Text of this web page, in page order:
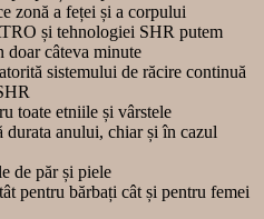
zonă a feței și a corpului
și tehnologiei SHR putem
doar câteva minute
sistemului de răcire continuă
toate etniile și vârstele
durata anului, chiar și în cazul
de păr și piele
pentru bărbați cât și pentru femei